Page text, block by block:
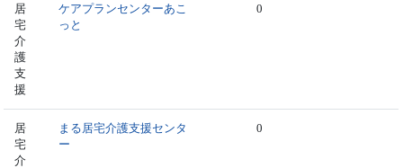
居
宅
介
護
支
援
ケアプランセンターあこ
っと
0
居
宅
介
まる居宅介護支援センタ
ー
0